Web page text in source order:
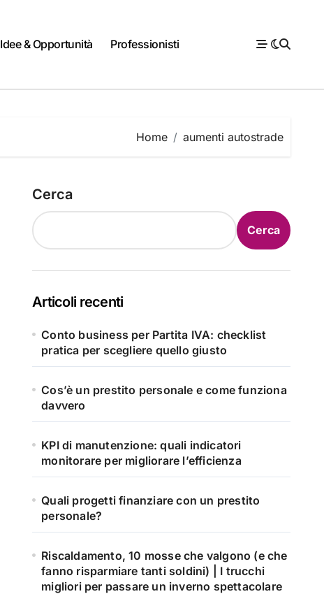
Idee & Opportunità Professionisti
Home aumenti autostrade
Cerca
Cerca
Articoli recenti
Conto business per Partita IVA: checklist
pratica per scegliere quello giusto
Cos’è un prestito personale e come funziona
davvero
KPI di manutenzione: quali indicatori
monitorare per migliorare l’efficienza
Quali progetti finanziare con un prestito
personale?
Riscaldamento, 10 mosse che valgono (e che
fanno risparmiare tanti soldini) | I trucchi
migliori per passare un inverno spettacolare